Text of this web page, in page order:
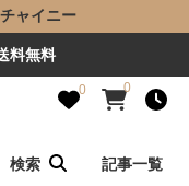
ャイニー
料無料
0 0
検索 記事一覧